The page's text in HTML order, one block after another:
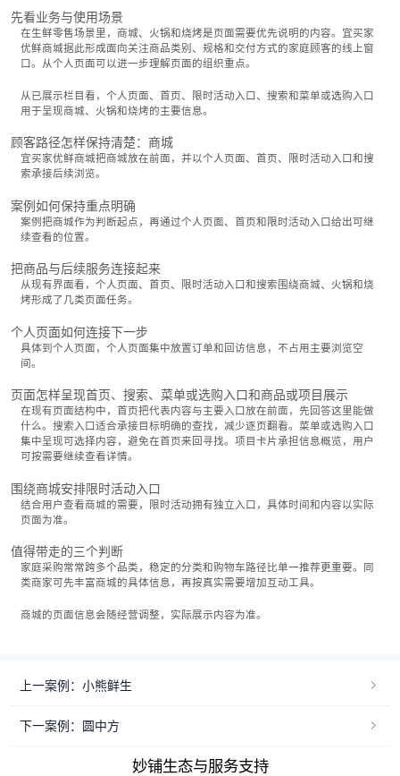
先看业务与使用场景
在生鲜零售场景里，商城、火锅和烧烤是页面需要优先说明的内容。宜买家
优鲜商城据此形成面向关注商品类别、规格和交付方式的家庭顾客的线上窗
口。从个人页面可以进一步理解页面的组织重点。
从已展示栏目看，个人页面、首页、限时活动入口、搜索和菜单或选购入口
用于呈现商城、火锅和烧烤的主要信息。
顾客路径怎样保持清楚：商城
宜买家优鲜商城把商城放在前面，并以个人页面、首页、限时活动入口和搜
索承接后续浏览。
案例如何保持重点明确
案例把商城作为判断起点，再通过个人页面、首页和限时活动入口给出可继
续查看的位置。
把商品与后续服务连接起来
从现有界面看，个人页面、首页、限时活动入口和搜索围绕商城、火锅和烧
烤形成了几类页面任务。
个人页面如何连接下一步
具体到个人页面，个人页面集中放置订单和回访信息，不占用主要浏览空
间。
页面怎样呈现首页、搜索、菜单或选购入口和商品或项目展示
在现有页面结构中，首页把代表内容与主要入口放在前面，先回答这里能做
什么。搜索入口适合承接目标明确的查找，减少逐页翻看。菜单或选购入口
集中呈现可选择内容，避免在首页来回寻找。项目卡片承担信息概览，用户
可按需要继续查看详情。
围绕商城安排限时活动入口
结合用户查看商城的需要，限时活动拥有独立入口，具体时间和内容以实际
页面为准。
值得带走的三个判断
家庭采购常常跨多个品类，稳定的分类和购物车路径比单一推荐更重要。同
类商家可先丰富商城的具体信息，再按真实需要增加互动工具。
商城的页面信息会随经营调整，实际展示内容为准。
上一案例：小熊鲜生
下一案例：圆中方
妙铺生态与服务支持